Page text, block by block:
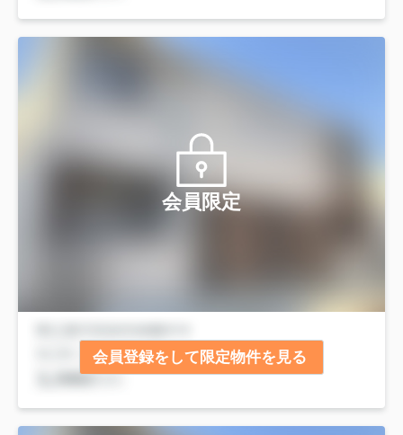
会員限定
会員登録をして限定物件を見る